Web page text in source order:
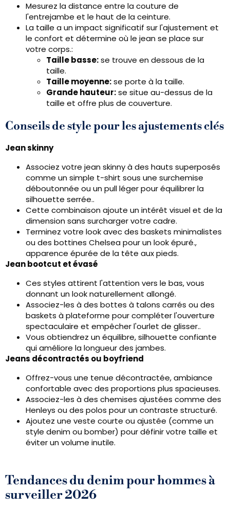
Mesurez la distance entre la couture de
l'entrejambe et le haut de la ceinture.
La taille a un impact significatif sur l'ajustement et
le confort et détermine où le jean se place sur
votre corps.:
Taille basse:se trouve en dessous de la
taille.
Taille moyenne:se porte à la taille.
Grande hauteur:se situe au-dessus de la
taille et offre plus de couverture.
Conseils de style pour les ajustements clés
Jean skinny
Associez votre jean skinny à des hauts superposés
comme un simple t-shirt sous une surchemise
déboutonnée ou un pull léger pour équilibrer la
silhouette serrée..
Cette combinaison ajoute un intérêt visuel et de la
dimension sans surcharger votre cadre.
Terminez votre look avec des baskets minimalistes
ou des bottines Chelsea pour un look épuré.,
apparence épurée de la tête aux pieds.
Jean bootcut et évasé
Ces styles attirent l'attention vers le bas, vous
donnant un look naturellement allongé.
Associez-les à des bottes à talons carrés ou des
baskets à plateforme pour compléter l'ouverture
spectaculaire et empêcher l'ourlet de glisser..
Vous obtiendrez un équilibre, silhouette confiante
qui améliore la longueur des jambes.
Jeans décontractés ou boyfriend
Offrez-vous une tenue décontractée, ambiance
confortable avec des proportions plus spacieuses.
Associez-les à des chemises ajustées comme des
Henleys ou des polos pour un contraste structuré.
Ajoutez une veste courte ou ajustée (comme un
style denim ou bomber) pour définir votre taille et
éviter un volume inutile.
Tendances du denim pour hommes à
surveiller 2026